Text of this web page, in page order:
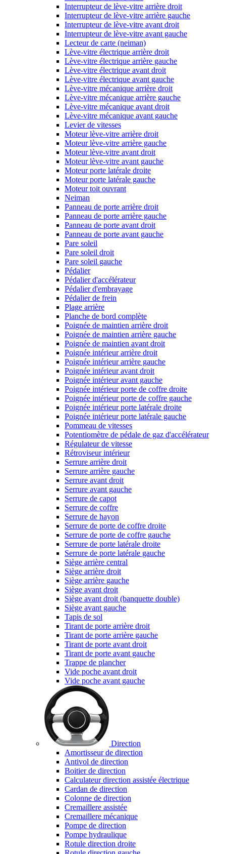
Interrupteur de lève-vitre arrière droit
Interrupteur de lève-vitre arrière gauche
Interrupteur de lève-vitre avant droit
Interrupteur de lève-vitre avant gauche
Lecteur de carte (neiman)
Lève-vitre électrique arrière droit
Lève-vitre électrique arrière gauche
Lève-vitre électrique avant droit
Lève-vitre électrique avant gauche
Lève-vitre mécanique arrière droit
Lève-vitre mécanique arrière gauche
Lève-vitre mécanique avant droit
Lève-vitre mécanique avant gauche
Levier de vitesses
Moteur lève-vitre arrière droit
Moteur lève-vitre arrière gauche
Moteur lève-vitre avant droit
Moteur lève-vitre avant gauche
Moteur porte latérale droite
Moteur porte latérale gauche
Moteur toit ouvrant
Neiman
Panneau de porte arrière droit
Panneau de porte arrière gauche
Panneau de porte avant droit
Panneau de porte avant gauche
Pare soleil
Pare soleil droit
Pare soleil gauche
Pédalier
Pédalier d'accélérateur
Pédalier d'embrayage
Pédalier de frein
Plage arrière
Planche de bord complète
Poignée de maintien arrière droit
Poignée de maintien arrière gauche
Poignée de maintien avant droit
Poignée intérieur arrière droit
Poignée intérieur arrière gauche
Poignée intérieur avant droit
Poignée intérieur avant gauche
Poignée intérieur porte de coffre droite
Poignée intérieur porte de coffre gauche
Poignée intérieur porte latérale droite
Poignée intérieur porte latérale gauche
Pommeau de vitesses
Potentiomètre de pédale de gaz d'accélérateur
Régulateur de vitesse
Rétroviseur intérieur
Serrure arrière droit
Serrure arrière gauche
Serrure avant droit
Serrure avant gauche
Serrure de capot
Serrure de coffre
Serrure de hayon
Serrure de porte de coffre droite
Serrure de porte de coffre gauche
Serrure de porte latérale droite
Serrure de porte latérale gauche
Siège arrière central
Siège arrière droit
Siège arrière gauche
Siège avant droit
Siège avant droit (banquette double)
Siège avant gauche
Tapis de sol
Tirant de porte arrière droit
Tirant de porte arrière gauche
Tirant de porte avant droit
Tirant de porte avant gauche
Trappe de plancher
Vide poche avant droit
Vide poche avant gauche
Direction
Amortisseur de direction
Antivol de direction
Boitier de direction
Calculateur direction assistée électrique
Cardan de direction
Colonne de direction
Cremaillere assistée
Cremaillere mécanique
Pompe de direction
Pompe hydraulique
Rotule direction droite